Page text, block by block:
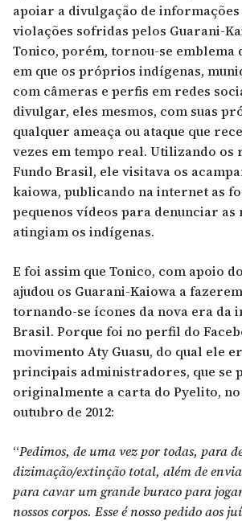
apoiar a divulgação de informações
violações sofridas pelos Guarani-
Tonico, porém, tornou-se emblema
em que os próprios indígenas,
com câmeras e perfis em redes
divulgar, eles mesmos, com suas
qualquer ameaça ou ataque que
vezes em tempo real. Utilizando os
Fundo Brasil, ele visitava os
kaiowa, publicando na internet as
pequenos vídeos para denunciar as
atingiam os indígenas.
E foi assim que Tonico, com apoio
ajudou os Guarani-Kaiowa a
tornando-se ícones da nova era da
Brasil. Porque foi no perfil do
movimento Aty Guasu, do qual ele
principais administradores, que se
originalmente a carta do Pyelito,
outubro de 2012:
“Pedimos, de uma vez por todas, para
dizimação/extinção total, além de
para cavar um grande buraco para
nossos corpos. Esse é nosso pedido aos